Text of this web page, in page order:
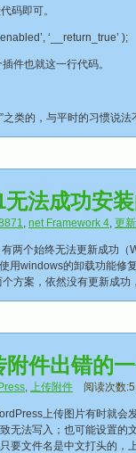
码即可。
‘__return_true’ );
件也就这一行代码。
之类的，与平时的习惯说
法成功安
, net Framework 4, 更
两个始终无法更新成功
用windows的卸载功能修
方案，依然没有更新成功
件出错的
, 上传附件 阅读次数
上传图片有时就会
无法写入；也可能设置
要文件名是中文打头的